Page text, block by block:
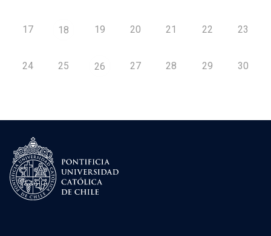
17 18 19 20 21 22 23
24 25 26 27 28 29 30